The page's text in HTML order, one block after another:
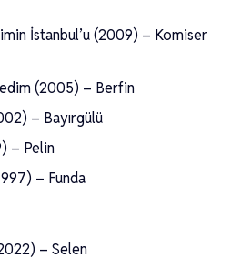
İstanbul’u (2009) – Komiser
(2005) – Berfin
– Bayırgülü
– Pelin
– Funda
– Selen